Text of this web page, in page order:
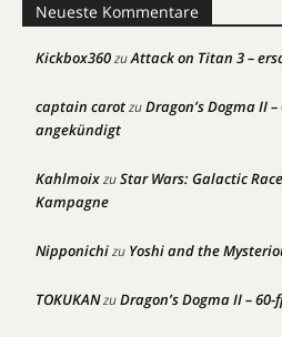
Neueste Kommentare
Kickbox360zuAttack on Titan 3 –
captain carotzuDragon’s Dogma II
angekündigt
KahlmoixzuStar Wars: Galactic
Kampagne
Nipponichizu Yoshi and the
TOKUKANzuDragon’s Dogma II –